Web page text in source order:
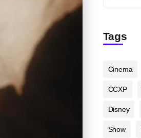
Tags
Cinema
CCXP
Disney
Show